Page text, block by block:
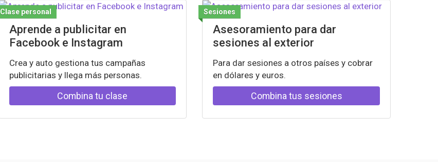
Clase personal
Aprende a publicitar en
Facebook e Instagram
Crea y auto gestiona tus campañas
publicitarias y llega más personas.
Combina tu clase
Sesiones
Asesoramiento para dar
sesiones al exterior
Para dar sesiones a otros países y cobrar
en dólares y euros.
Combina tus sesiones